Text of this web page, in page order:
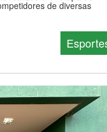
de diversas